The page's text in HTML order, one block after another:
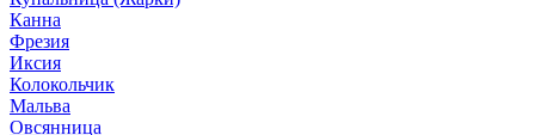
Канна
Фрезия
Иксия
Колокольчик
Мальва
Овсянница